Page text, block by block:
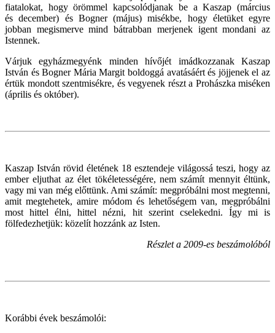
fiatalokat, hogy örömmel kapcsolódjanak be a Kaszap (március
és december) és Bogner (május) misékbe, hogy életüket egyre
jobban megismerve mind bátrabban merjenek igent mondani az
Istennek.
Várjuk egyházmegyénk minden hívőjét imádkozzanak Kaszap
István és Bogner Mária Margit boldoggá avatásáért és jöjjenek el az
értük mondott szentmisékre, és vegyenek részt a Prohászka miséken
(április és október).
Kaszap István rövid életének 18 esztendeje világossá teszi, hogy az
ember eljuthat az élet tökéletességére, nem számít mennyit éltünk,
vagy mi van még előttünk. Ami számít: megpróbálni most megtenni,
amit megtehetek, amire módom és lehetőségem van, megpróbálni
most hittel élni, hittel nézni, hit szerint cselekedni. Így mi is
fölfedezhetjük: közelít hozzánk az Isten.
Részlet a 2009-es beszámolóból
Korábbi évek beszámolói: